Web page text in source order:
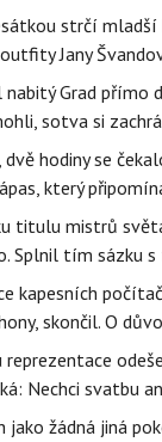
strčí mladší
Jany
Grad přímo
sotva si
hodiny se
který
titulu mistrů
Splnil tím sázku s
kapesních
skončil. O
reprezentace
Nechci svatbu
jako žádná jiná